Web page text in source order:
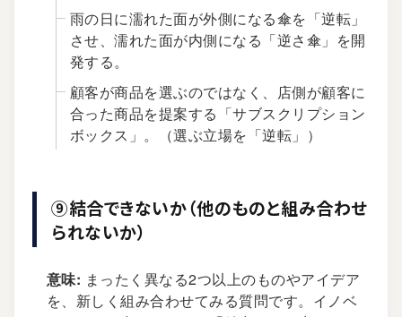
雨の日に濡れた面が外側になる傘を「逆転」
させ、濡れた面が内側になる「逆さ傘」を開
発する。
顧客が商品を選ぶのではなく、店側が顧客に
合った商品を提案する「サブスクリプション
ボックス」。（選ぶ立場を「逆転」）
⑨結合できないか（他のものと組み合わせ
られないか）
意味: まったく異なる2つ以上のものやアイデア
を、新しく組み合わせてみる質問です。イノベ